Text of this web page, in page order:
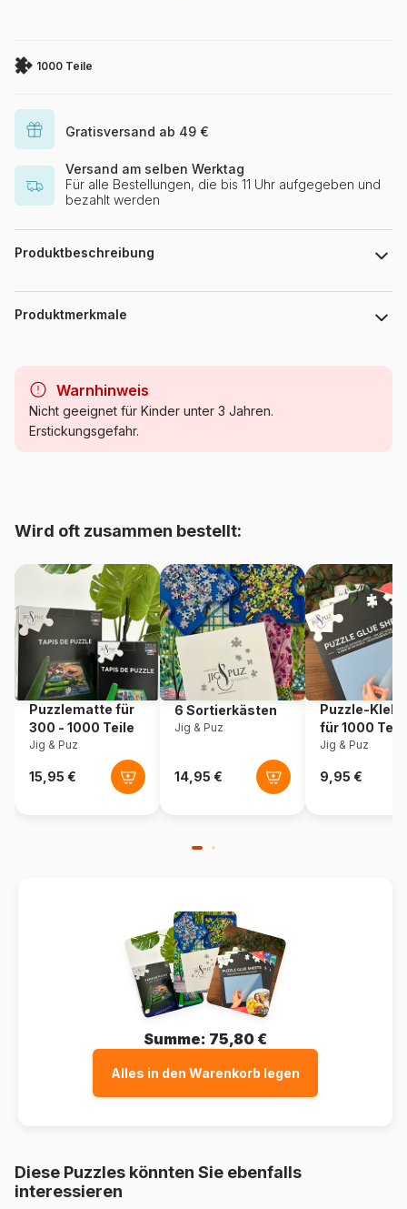
1000 Teile
Gratisversand ab 49 €
Versand am selben Werktag
Für alle Bestellungen, die bis 11 Uhr aufgegeben und
bezahlt werden
Produktbeschreibung
123RF
Produktmerkmale
Kategorie Puzzle - Hunde
Artikelnummer Alipson-Puzzle-F-50236
EAN 3667232502367
Teileanzahl 1000 Teile
Maße 69 x 48 cm
Material
Verpackung Puzzlekarton
Warnhinweis
Nicht geeignet für Kinder unter 3 Jahren.
Erstickungsgefahr.
Wird oft zusammen bestellt:
Puzzlematte für
300 - 1000 Teile
Jig & Puz
6 Sortierkästen
Jig & Puz
Puzzle-
für 1000
Jig & Puz
Summe: 75,80 €
Alles in den Warenkorb legen
Diese Puzzles könnten Sie ebenfalls
interessieren